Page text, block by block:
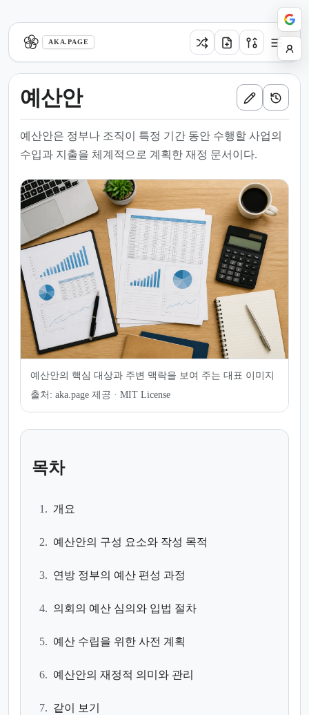
AKA.PAGE
예산안
예산안은 정부나 조직이 특정 기간 동안 수행할 사업의
수입과 지출을 체계적으로 계획한 재정 문서이다.
예산안의 핵심 대상과 주변 맥락을 보여 주는 대표 이미지
출처: aka.page 제공 · MIT License
목차
1. 개요
2. 예산안의 구성 요소와 작성 목적
3. 연방 정부의 예산 편성 과정
4. 의회의 예산 심의와 입법 절차
5. 예산 수립을 위한 사전 계획
6. 예산안의 재정적 의미와 관리
7. 같이 보기